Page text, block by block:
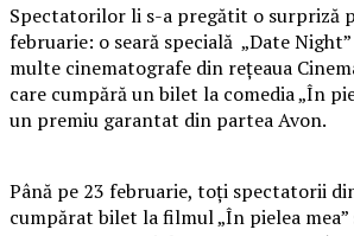
Spectatorilor li s-a pregătit o surpriză
februarie: o seară specială „Date
multe cinematografe din rețeaua
care cumpără un bilet la comedia „În
un premiu garantat din partea Avon.
Până pe 23 februarie, toți spectatorii
cumpărat bilet la filmul „În pielea